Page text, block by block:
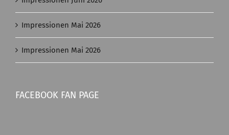
Impressionen Mai 2026
Impressionen Mai 2026
FACEBOOK FAN PAGE